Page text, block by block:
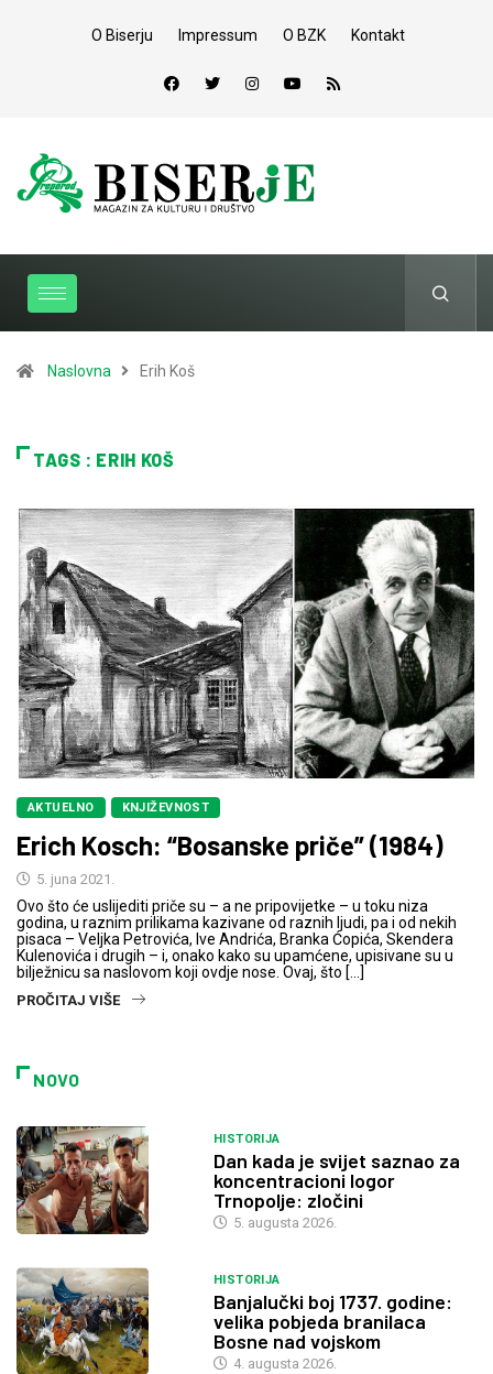
O Biserju Impressum O BZK Kontakt
Naslovna Erih Koš
TAGS : ERIH KOŠ
AKTUELNO KNJIŽEVNOST
Erich Kosch: “Bosanske priče” (1984)
5. juna 2021.
Ovo što će uslijediti priče su – a ne pripovijetke – u toku niza
godina, u raznim prilikama kazivane od raznih ljudi, pa i od nekih
pisaca – Veljka Petrovića, Ive Andrića, Branka Ćopića, Skendera
Kulenovića i drugih – i, onako kako su upamćene, upisivane su u
bilježnicu sa naslovom koji ovdje nose. Ovaj, što […]
PROČITAJ VIŠE
NOVO
HISTORIJA
Dan kada je svijet saznao za
koncentracioni logor
Trnopolje: zločini
5. augusta 2026.
HISTORIJA
Banjalučki boj 1737. godine:
velika pobjeda branilaca
Bosne nad vojskom
4. augusta 2026.